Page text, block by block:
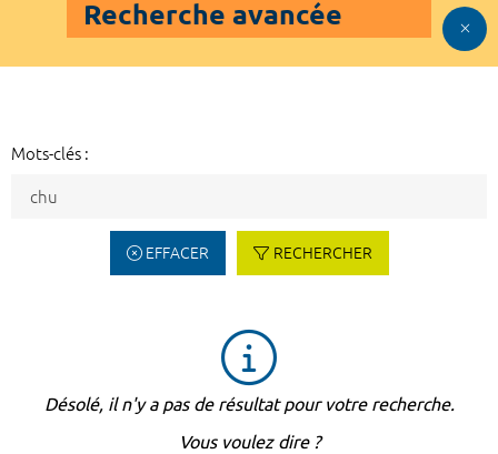
Recherche avancée
Mots-clés :
EFFACER RECHERCHER
Désolé, il n'y a pas de résultat pour votre recherche.
Vous voulez dire ?